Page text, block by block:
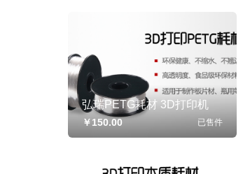
弘瑞PETG耗材 3D打印机
3D打印机耗材 3D打印服务
￥150.00 已售件